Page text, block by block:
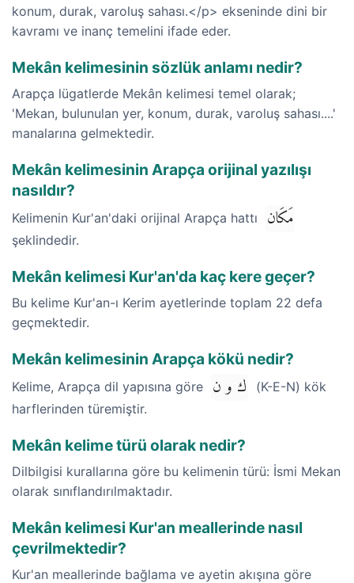
konum, durak, varoluş sahası.</p> ekseninde dini bir
kavramı ve inanç temelini ifade eder.
Mekân kelimesinin sözlük anlamı nedir?
Arapça lügatlerde Mekân kelimesi temel olarak;
'Mekan, bulunulan yer, konum, durak, varoluş sahası....'
manalarına gelmektedir.
Mekân kelimesinin Arapça orijinal yazılışı
nasıldır?
Kelimenin Kur'an'daki orijinal Arapça hattı مَكَان
şeklindedir.
Mekân kelimesi Kur'an'da kaç kere geçer?
Bu kelime Kur'an-ı Kerim ayetlerinde toplam 22 defa
geçmektedir.
Mekân kelimesinin Arapça kökü nedir?
Kelime, Arapça dil yapısına göre ك و ن
(K-E-N) kök
harflerinden türemiştir.
Mekân kelime türü olarak nedir?
Dilbilgisi kurallarına göre bu kelimenin türü: İsmi Mekan
olarak sınıflandırılmaktadır.
Mekân kelimesi Kur'an meallerinde nasıl
çevrilmektedir?
Kur'an meallerinde bağlama ve ayetin akışına göre